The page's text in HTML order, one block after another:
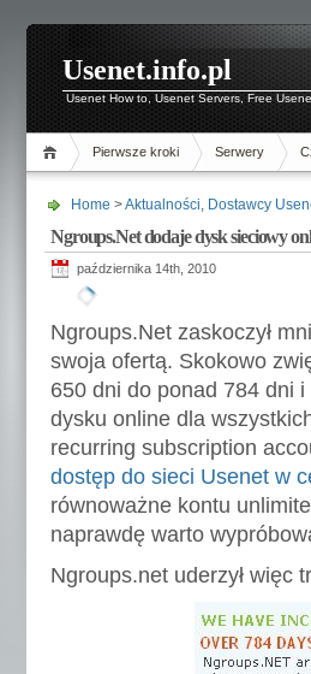
Usenet.info.pl
Usenet How to, Usenet Servers, Free
Pierwsze kroki Serwery
Home >Aktualności, Dostawcy
Ngroups.Net dodaje dysk sieciowy
października 14th, 2010
Ngroups.Net zaskoczył
swoja ofertą. Skokowo
650 dni do ponad 784 dni
dysku online dla
recurring subscription
dostęp do sieci Usenet w
równoważne kontu
naprawdę warto
Ngroups.net uderzył więc